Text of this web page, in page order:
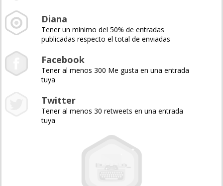
Diana
Tener un mínimo del 50% de entradas
publicadas respecto el total de enviadas
Facebook
Tener al menos 300 Me gusta en una entrada
tuya
Twitter
Tener al menos 30 retweets en una entrada
tuya